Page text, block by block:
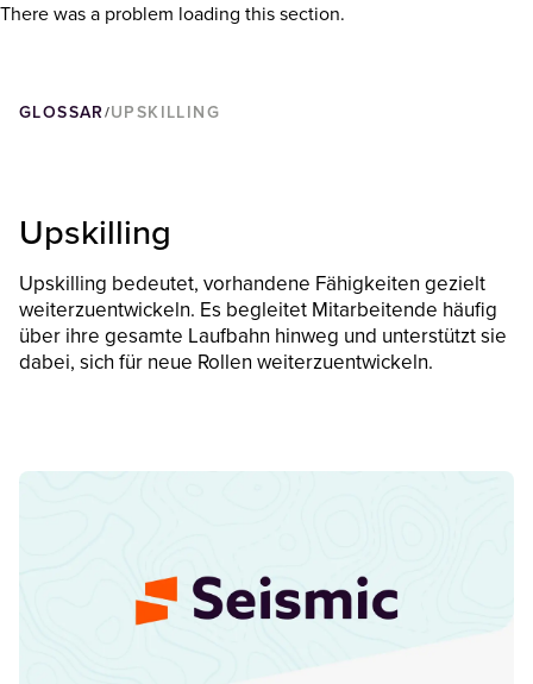
There was a problem loading this section.
GLOSSAR /UPSKILLING
Upskilling
Upskilling bedeutet, vorhandene Fähigkeiten gezielt
weiterzuentwickeln. Es begleitet Mitarbeitende häufig
über ihre gesamte Laufbahn hinweg und unterstützt sie
dabei, sich für neue Rollen weiterzuentwickeln.